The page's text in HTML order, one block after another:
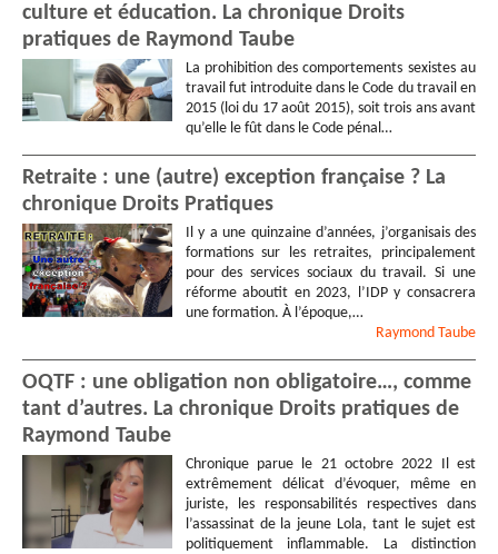
culture et éducation. La chronique Droits
pratiques de Raymond Taube
La prohibition des comportements sexistes au
travail fut introduite dans le Code du travail en
2015 (loi du 17 août 2015), soit trois ans avant
qu’elle le fût dans le Code pénal…
Retraite : une (autre) exception française ? La
chronique Droits Pratiques
Il y a une quinzaine d’années, j’organisais des
formations sur les retraites, principalement
pour des services sociaux du travail. Si une
réforme aboutit en 2023, l’IDP y consacrera
une formation. À l’époque,…
Raymond Taube
OQTF : une obligation non obligatoire…, comme
tant d’autres. La chronique Droits pratiques de
Raymond Taube
Chronique parue le 21 octobre 2022 Il est
extrêmement délicat d’évoquer, même en
juriste, les responsabilités respectives dans
l’assassinat de la jeune Lola, tant le sujet est
politiquement inflammable. La distinction